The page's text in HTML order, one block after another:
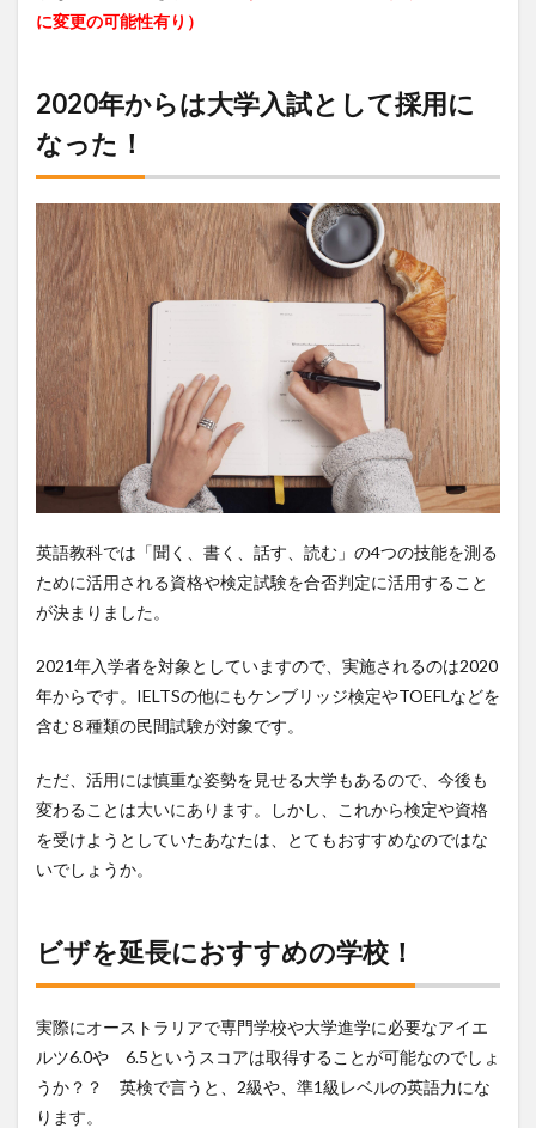
に変更の可能性有り）
2020年からは大学入試として採用に
なった！
英語教科では「聞く、書く、話す、読む」の4つの技能を測る
ために活用される資格や検定試験を合否判定に活用すること
が決まりました。
2021年入学者を対象としていますので、実施されるのは2020
年からです。IELTSの他にもケンブリッジ検定やTOEFLなどを
含む８種類の民間試験が対象です。
ただ、活用には慎重な姿勢を見せる大学もあるので、今後も
変わることは大いにあります。しかし、これから検定や資格
を受けようとしていたあなたは、とてもおすすめなのではな
いでしょうか。
ビザを延長におすすめの学校！
実際にオーストラリアで専門学校や大学進学に必要なアイエ
ルツ6.0や 6.5というスコアは取得することが可能なのでしょ
うか？？ 英検で言うと、2級や、準1級レベルの英語力にな
ります。